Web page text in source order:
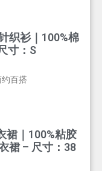
织衫｜100%棉
寸：S
百搭
裙｜100%粘胶
裙 – 尺寸：38